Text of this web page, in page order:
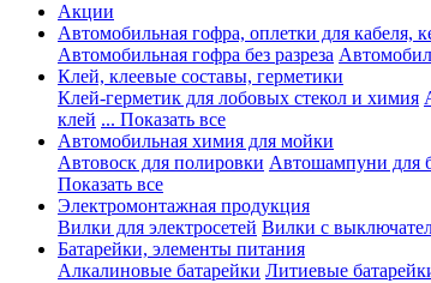
Акции
Автомобильная гофра, оплетки для кабеля,
Автомобильная гофра без разреза
Клей, клеевые составы, герметики
Клей-герметик для лобовых стекол и химия
клей ... Показать все
Автомобильная химия для мойки
Автовоск для полировки Автошампуни для
Показать все
Электромонтажная продукция
Вилки для электросетей Вилки с
Батарейки, элементы питания
Алкалиновые батарейки Литиевые